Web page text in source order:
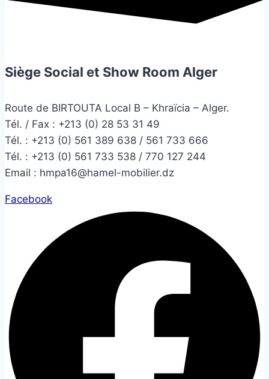
Siège Social et Show Room Alger
Route de BIRTOUTA Local B – Khraïcia – Alger.
Tél. / Fax : +213 (0) 28 53 31 49
Tél. : +213 (0) 561 389 638 / 561 733 666
Tél. : +213 (0) 561 733 538 / 770 127 244
Email : hmpa16@hamel-mobilier.dz
Facebook